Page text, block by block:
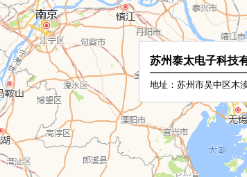
苏州泰太电子科技
地址：苏州市吴中区木